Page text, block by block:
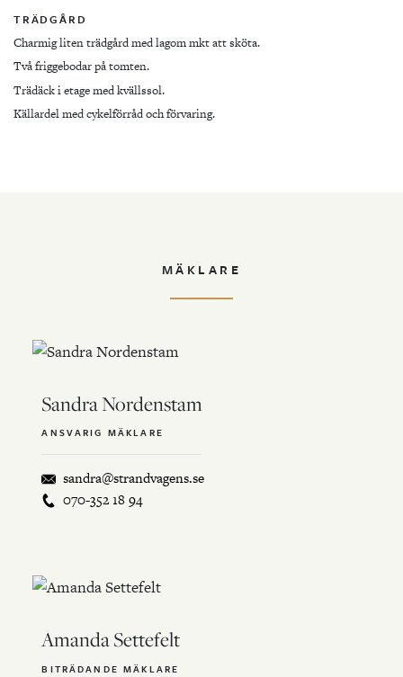
TRÄDGÅRD
Charmig liten trädgård med lagom mkt att sköta.
Två friggebodar på tomten.
Trädäck i etage med kvällssol.
Källardel med cykelförråd och förvaring.
MÄKLARE
Sandra Nordenstam
ANSVARIG MÄKLARE
sandra@strandvagens.se
070-352 18 94
Amanda Settefelt
BITRÄDANDE MÄKLARE